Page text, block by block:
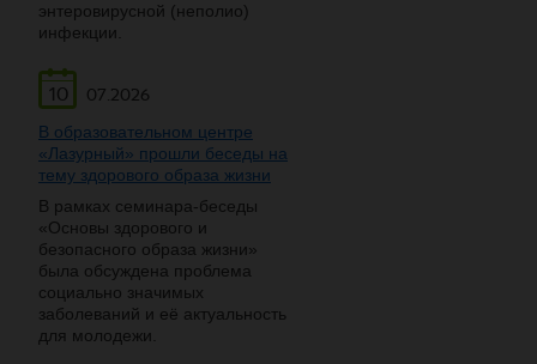
энтеровирусной (неполио)
инфекции.
10
07.2026
В образовательном центре
«Лазурный» прошли беседы на
тему здорового образа жизни
В рамках семинара-беседы
«Основы здорового и
безопасного образа жизни»
была обсуждена проблема
социально значимых
заболеваний и её актуальность
для молодежи.